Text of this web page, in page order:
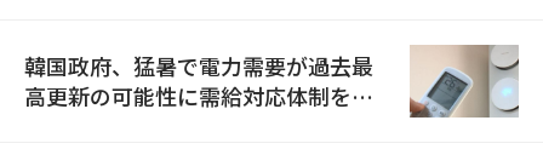
韓国政府、猛暑で電力需要が過去最
高更新の可能性に需給対応体制を点